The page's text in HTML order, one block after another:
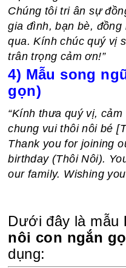
Chúng tôi tri ân sự
gia đình, bạn bè,
qua. Kính chúc quý vị
trân trọng cảm ơn!”
4) Mẫu song
gọn)
“Kính thưa quý vị,
chung vui thôi nôi bé
Thank you for joining
birthday (Thôi Nôi).
our family. Wishing
Dưới đây là mẫu
nôi con ngắn
dụng: